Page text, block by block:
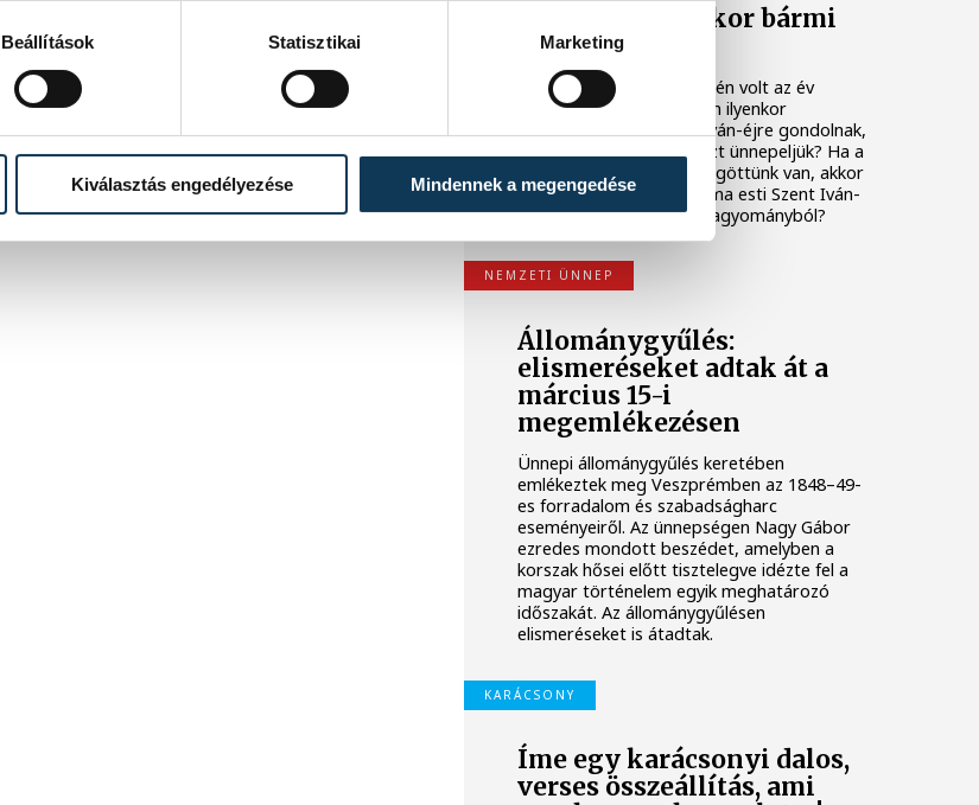
Beállítások Statisztikai Marketing
Kiválasztás engedélyezése Mindennek a megengedése
Az éjszaka, amikor bármi
megtörténhet
Múlt vasárnap, június 21-én volt az év
leghosszabb napja. Sokan ilyenkor
automatikusan a Szent Iván-éjre gondolnak,
de vajon tényleg ugyanazt ünnepeljük? Ha a
nyári napforduló már mögöttünk van, akkor
mit is jelent pontosan a ma esti Szent Iván-
éj, és mi maradt a régi hagyományból?
NEMZETI ÜNNEP
Állománygyűlés:
elismeréseket adtak át a
március 15-i
megemlékezésen
Ünnepi állománygyűlés keretében
emlékeztek meg Veszprémben az 1848–49-
es forradalom és szabadságharc
eseményeiről. Az ünnepségen Nagy Gábor
ezredes mondott beszédet, amelyben a
korszak hősei előtt tisztelegve idézte fel a
magyar történelem egyik meghatározó
időszakát. Az állománygyűlésen
elismeréseket is átadtak.
KARÁCSONY
Íme egy karácsonyi dalos,
verses összeállítás, ami